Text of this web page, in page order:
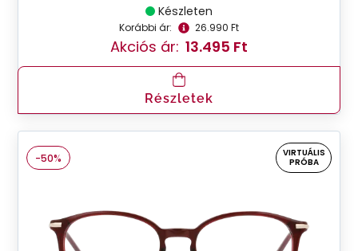
Készleten
Korábbi ár: 26.990 Ft
Akciós ár: 13.495 Ft
Részletek
-50%
VIRTUÁLIS
PRÓBA